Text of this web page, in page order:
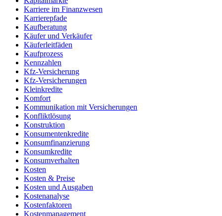
Karriere im Finanzwesen
Karrierepfade
Kaufberatung
Käufer und Verkäufer
Käuferleitfäden
Kaufprozess
Kennzahlen
Kfz-Versicherung
Kfz-Versicherungen
Kleinkredite
Komfort
Kommunikation mit Versicherungen
Konfliktlösung
Konstruktion
Konsumentenkredite
Konsumfinanzierung
Konsumkredite
Konsumverhalten
Kosten
Kosten & Preise
Kosten und Ausgaben
Kostenanalyse
Kostenfaktoren
Kostenmanagement